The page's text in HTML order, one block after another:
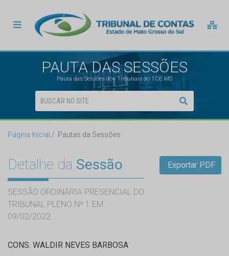
PAUTA DAS SESSÕES
Pauta das Sessões dos Tribunais do TCE MS
Página Inicial Pautas da Sessões
Detalhe da Sessão
SESSÃO ORDINÁRIA PRESENCIAL DO
TRIBUNAL PLENO Nº 1 EM
09/02/2022
Exportar PDF
CONS. WALDIR NEVES BARBOSA